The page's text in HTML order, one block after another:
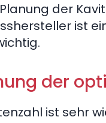
der
ist
der
ist sehr